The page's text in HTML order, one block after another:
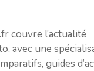
couvre l’actualité
avec une
guides